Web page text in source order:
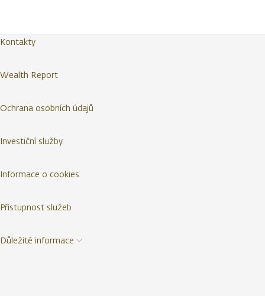
Kontakty
Wealth Report
Ochrana osobních údajů
Investiční služby
Informace o cookies
Přístupnost služeb
Důležité informace